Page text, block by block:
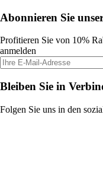
Abonnieren Sie
Profitieren Sie von 10%
anmelden
Bleiben Sie in
Folgen Sie uns in den